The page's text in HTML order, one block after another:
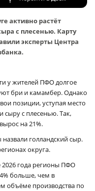
активно растёт
с плесенью. Карту
эксперты Центра
у жителей ПФО долгое
бри и камамбер. Однако
позиции, уступая место
с плесенью. Так,
на 21%.
голландский сыр.
округа.
2026 года регионы ПФО
больше, чем в
объёме производства по